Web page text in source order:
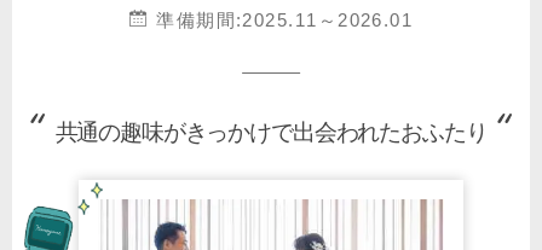
準備期間:2025.11～2026.01
共通の趣味がきっかけで出会われたおふたり